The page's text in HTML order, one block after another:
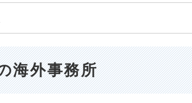
海外事務所